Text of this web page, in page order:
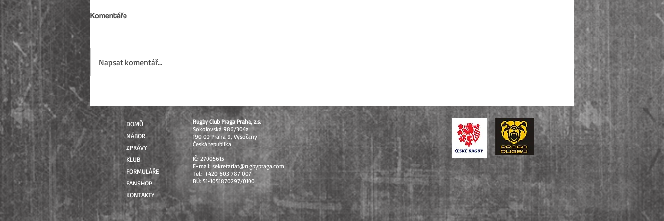
Přebory ČR
sedmičkách
celostátní lize.
Komentáře
Napsat komentář...
DOMŮ
NÁBOR
ZPRÁVY
KLUB
FORMULÁŘE
FANSHOP
KONTAKTY
Rugby Club Praga Praha, z.s.
Sokolovská 986/304a
190 00 Praha 9, Vysočany
Česká republika
IČ: 27005615
E-mail: sekretariat@rugbypraga.com
Tel.: +420 603 787 007
BÚ: 51-1051870297/0100